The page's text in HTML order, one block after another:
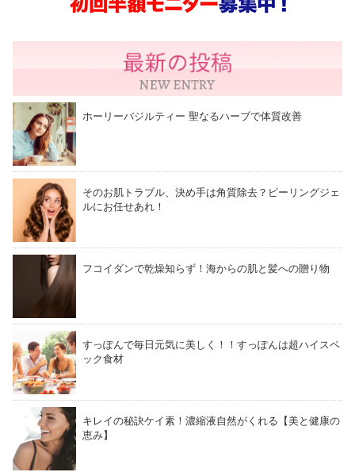
ホーリーバジルティー 聖なるハーブで体質改善
そのお肌トラブル、決め手は角質除去？ピーリングジェ
ルにお任せあれ！
フコイダンで乾燥知らず！海からの肌と髪への贈り物
すっぽんで毎日元気に美しく！！すっぽんは超ハイスペ
ック食材
キレイの秘訣ケイ素！濃縮液自然がくれる【美と健康の
恵み】